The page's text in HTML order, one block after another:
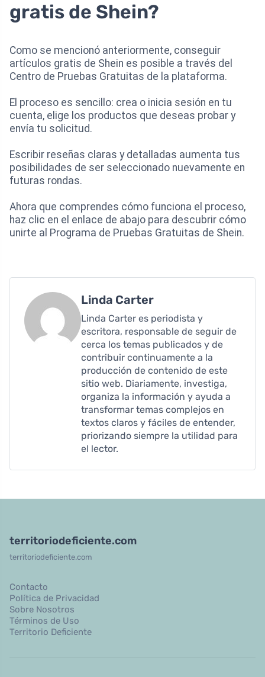
gratis de Shein?
Como se mencionó anteriormente, conseguir
artículos gratis de Shein es posible a través del
Centro de Pruebas Gratuitas de la plataforma.
El proceso es sencillo: crea o inicia sesión en tu
cuenta, elige los productos que deseas probar y
envía tu solicitud.
Escribir reseñas claras y detalladas aumenta tus
posibilidades de ser seleccionado nuevamente en
futuras rondas.
Ahora que comprendes cómo funciona el proceso,
haz clic en el enlace de abajo para descubrir cómo
unirte al Programa de Pruebas Gratuitas de Shein.
Linda Carter
Linda Carter es periodista y
escritora, responsable de seguir de
cerca los temas publicados y de
contribuir continuamente a la
producción de contenido de este
sitio web. Diariamente, investiga,
organiza la información y ayuda a
transformar temas complejos en
textos claros y fáciles de entender,
priorizando siempre la utilidad para
el lector.
territoriodeficiente.com
territoriodeficiente.com
Contacto
Política de Privacidad
Sobre Nosotros
Términos de Uso
Territorio Deficiente